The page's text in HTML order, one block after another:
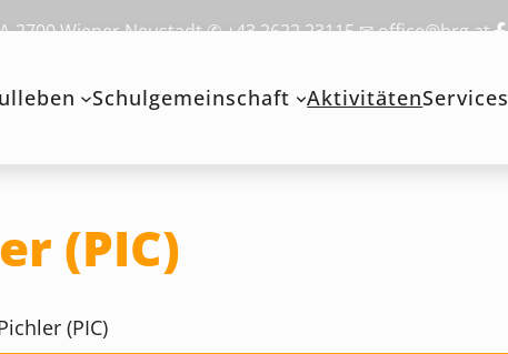
2700 Wiener Neustadt ✆ +43 2622 23115 ✉ office@brg.at
Schulgemeinschaft AktivitätenServices
(PIC)
(PIC)